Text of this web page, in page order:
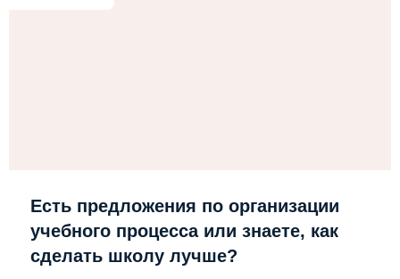
Есть предложения по организации
учебного процесса или знаете, как
сделать школу лучше?